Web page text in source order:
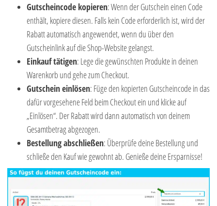
Gutscheincode kopieren: Wenn der Gutschein einen Code
enthält, kopiere diesen. Falls kein Code erforderlich ist, wird der
Rabatt automatisch angewendet, wenn du über den
Gutscheinlink auf die Shop-Website gelangst.
Einkauf tätigen: Lege die gewünschten Produkte in deinen
Warenkorb und gehe zum Checkout.
Gutschein einlösen: Füge den kopierten Gutscheincode in das
dafür vorgesehene Feld beim Checkout ein und klicke auf
„Einlösen“. Der Rabatt wird dann automatisch von deinem
Gesamtbetrag abgezogen.
Bestellung abschließen: Überprüfe deine Bestellung und
schließe den Kauf wie gewohnt ab. Genieße deine Ersparnisse!